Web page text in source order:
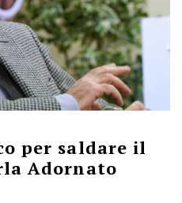
per saldare il
Adornato